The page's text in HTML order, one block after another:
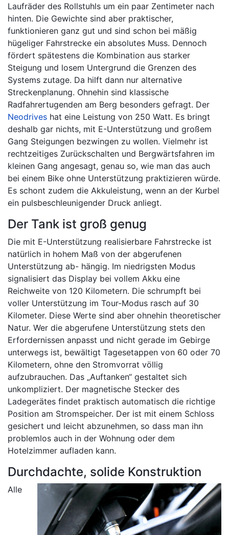
Laufräder des Rollstuhls um ein paar Zentimeter nach
hinten. Die Gewichte sind aber praktischer,
funktionieren ganz gut und sind schon bei mäßig
hügeliger Fahrstrecke ein absolutes Muss. Dennoch
fördert spätestens die Kombination aus starker
Steigung und losem Untergrund die Grenzen des
Systems zutage. Da hilft dann nur alternative
Streckenplanung. Ohnehin sind klassische
Radfahrertugenden am Berg besonders gefragt. Der
Neodrives hat eine Leistung von 250 Watt. Es bringt
deshalb gar nichts, mit E-Unterstützung und großem
Gang Steigungen bezwingen zu wollen. Vielmehr ist
rechtzeitiges Zurückschalten und Bergwärtsfahren im
kleinen Gang angesagt, genau so, wie man das auch
bei einem Bike ohne Unterstützung praktizieren würde.
Es schont zudem die Akkuleistung, wenn an der Kurbel
ein pulsbeschleunigender Druck anliegt.
Der Tank ist groß genug
Die mit E-Unterstützung realisierbare Fahrstrecke ist
natürlich in hohem Maß von der abgerufenen
Unterstützung ab- hängig. Im niedrigsten Modus
signalisiert das Display bei vollem Akku eine
Reichweite von 120 Kilometern. Die schrumpft bei
voller Unterstützung im Tour-Modus rasch auf 30
Kilometer. Diese Werte sind aber ohnehin theoretischer
Natur. Wer die abgerufene Unterstützung stets den
Erfordernissen anpasst und nicht gerade im Gebirge
unterwegs ist, bewältigt Tagesetappen von 60 oder 70
Kilometern, ohne den Stromvorrat völlig
aufzubrauchen. Das „Auftanken“ gestaltet sich
unkompliziert. Der magnetische Stecker des
Ladegerätes findet praktisch automatisch die richtige
Position am Stromspeicher. Der ist mit einem Schloss
gesichert und leicht abzunehmen, so dass man ihn
problemlos auch in der Wohnung oder dem
Hotelzimmer aufladen kann.
Durchdachte, solide Konstruktion
Alle